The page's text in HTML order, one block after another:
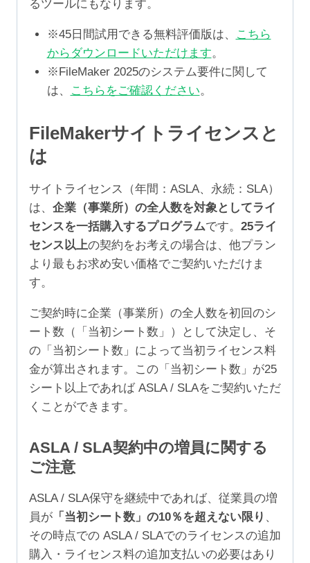
るツールにもなります。
※45日間試用できる無料評価版は、
こちら
からダウンロードいただけます。
※FileMaker 2025のシステム要件に関して
は、
こちらをご確認ください。
FileMakerサイトライセンスと
は
サイトライセンス（年間：ASLA、永続：SLA）
は、 企業（事業所）の全人数を対象としてライ
センスを一括購入するプログラムです。 25ライ
センス以上の契約をお考えの場合は、他プラン
より最もお求め安い価格でご契約いただけま
す。
ご契約時に企業（事業所）の全人数を初回のシ
ート数（「当初シート数」）として決定し、そ
の「当初シート数」によって当初ライセンス料
金が算出されます。この「当初シート数」が25
シート以上であれば ASLA / SLAをご契約いただ
くことができます。
ASLA / SLA契約中の増員に関する
ご注意
ASLA / SLA保守を継続中であれば、従業員の増
員が 「当初シート数」の10％を超えない限り 、
その時点での ASLA / SLAでのライセンスの追加
購入・ライセンス料の追加支払いの必要はあり